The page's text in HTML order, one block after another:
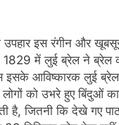
उपहार इस रंगीन और
में लुई ब्रेल ने ब्रेल
इसके आविष्कारक लुई
को उभरे हुए बिंदुओं
है, जितनी कि देखे गए